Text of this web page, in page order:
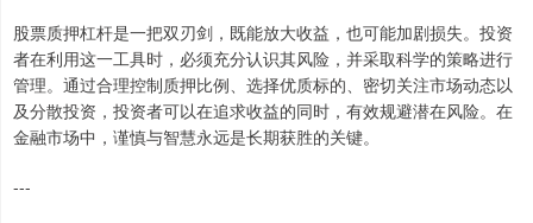
股票质押杠杆是一把双刃剑，既能放大收益，也可能加剧损失。投资
者在利用这一工具时，必须充分认识其风险，并采取科学的策略进行
管理。通过合理控制质押比例、选择优质标的、密切关注市场动态以
及分散投资，投资者可以在追求收益的同时，有效规避潜在风险。在
金融市场中，谨慎与智慧永远是长期获胜的关键。
---